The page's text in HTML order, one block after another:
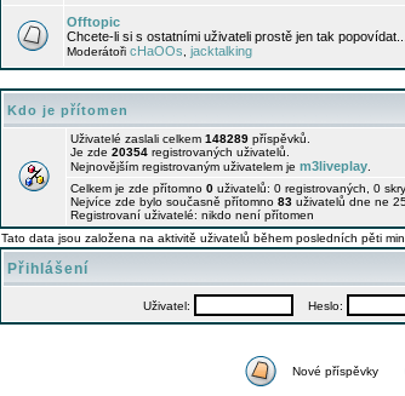
Offtopic
Chcete-li si s ostatními uživateli prostě jen tak popovídat...
Moderátoři cHaOOs jacktalking
Kdo je přítomen
Uživatelé zaslali celkem 148289 příspěvků.
Je zde 20354 registrovaných uživatelů.
Nejnovějším registrovaným uživatelem je m3liveplay
Celkem je zde přítomno 0 uživatelů: 0 registrovaných, 0
Nejvíce zde bylo současně přítomno 83 uživatelů dne ne
Registrovaní uživatelé: nikdo není přítomen
Tato data jsou založena na aktivitě uživatelů během posledních pěti
Přihlášení
Uživatel: Heslo:
Nové příspěvky